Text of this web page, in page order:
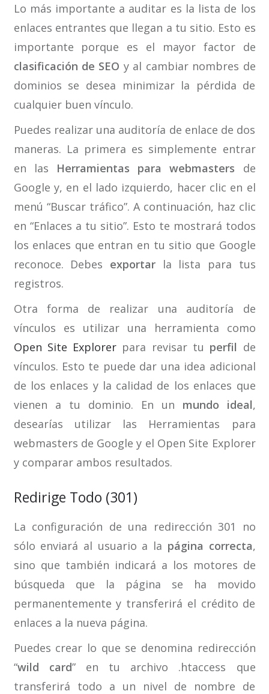
Lo más importante a auditar es la lista de los
enlaces entrantes que llegan a tu sitio. Esto es
importante porque es el mayor factor de
clasificación de SEO y al cambiar nombres de
dominios se desea minimizar la pérdida de
cualquier buen vínculo.
Puedes realizar una auditoría de enlace de dos
maneras. La primera es simplemente entrar
en las Herramientas para webmasters de
Google y, en el lado izquierdo, hacer clic en el
menú “Buscar tráfico”. A continuación, haz clic
en “Enlaces a tu sitio”. Esto te mostrará todos
los enlaces que entran en tu sitio que Google
reconoce. Debes exportarla lista para tus
registros.
Otra forma de realizar una auditoría de
vínculos es utilizar una herramienta como
Open Site Explorer para revisar tu perfil de
vínculos. Esto te puede dar una idea adicional
de los enlaces y la calidad de los enlaces que
vienen a tu dominio. En un mundo ideal,
desearías utilizar las Herramientas para
webmasters de Google y el Open Site Explorer
y comparar ambos resultados.
Redirige Todo (301)
La configuración de una redirección 301 no
sólo enviará al usuario a la página correcta,
sino que también indicará a los motores de
búsqueda que la página se ha movido
permanentemente y transferirá el crédito de
enlaces a la nueva página.
Puedes crear lo que se denomina redirección
“wild card” en tu archivo .htaccess que
transferirá todo a un nivel de nombre de